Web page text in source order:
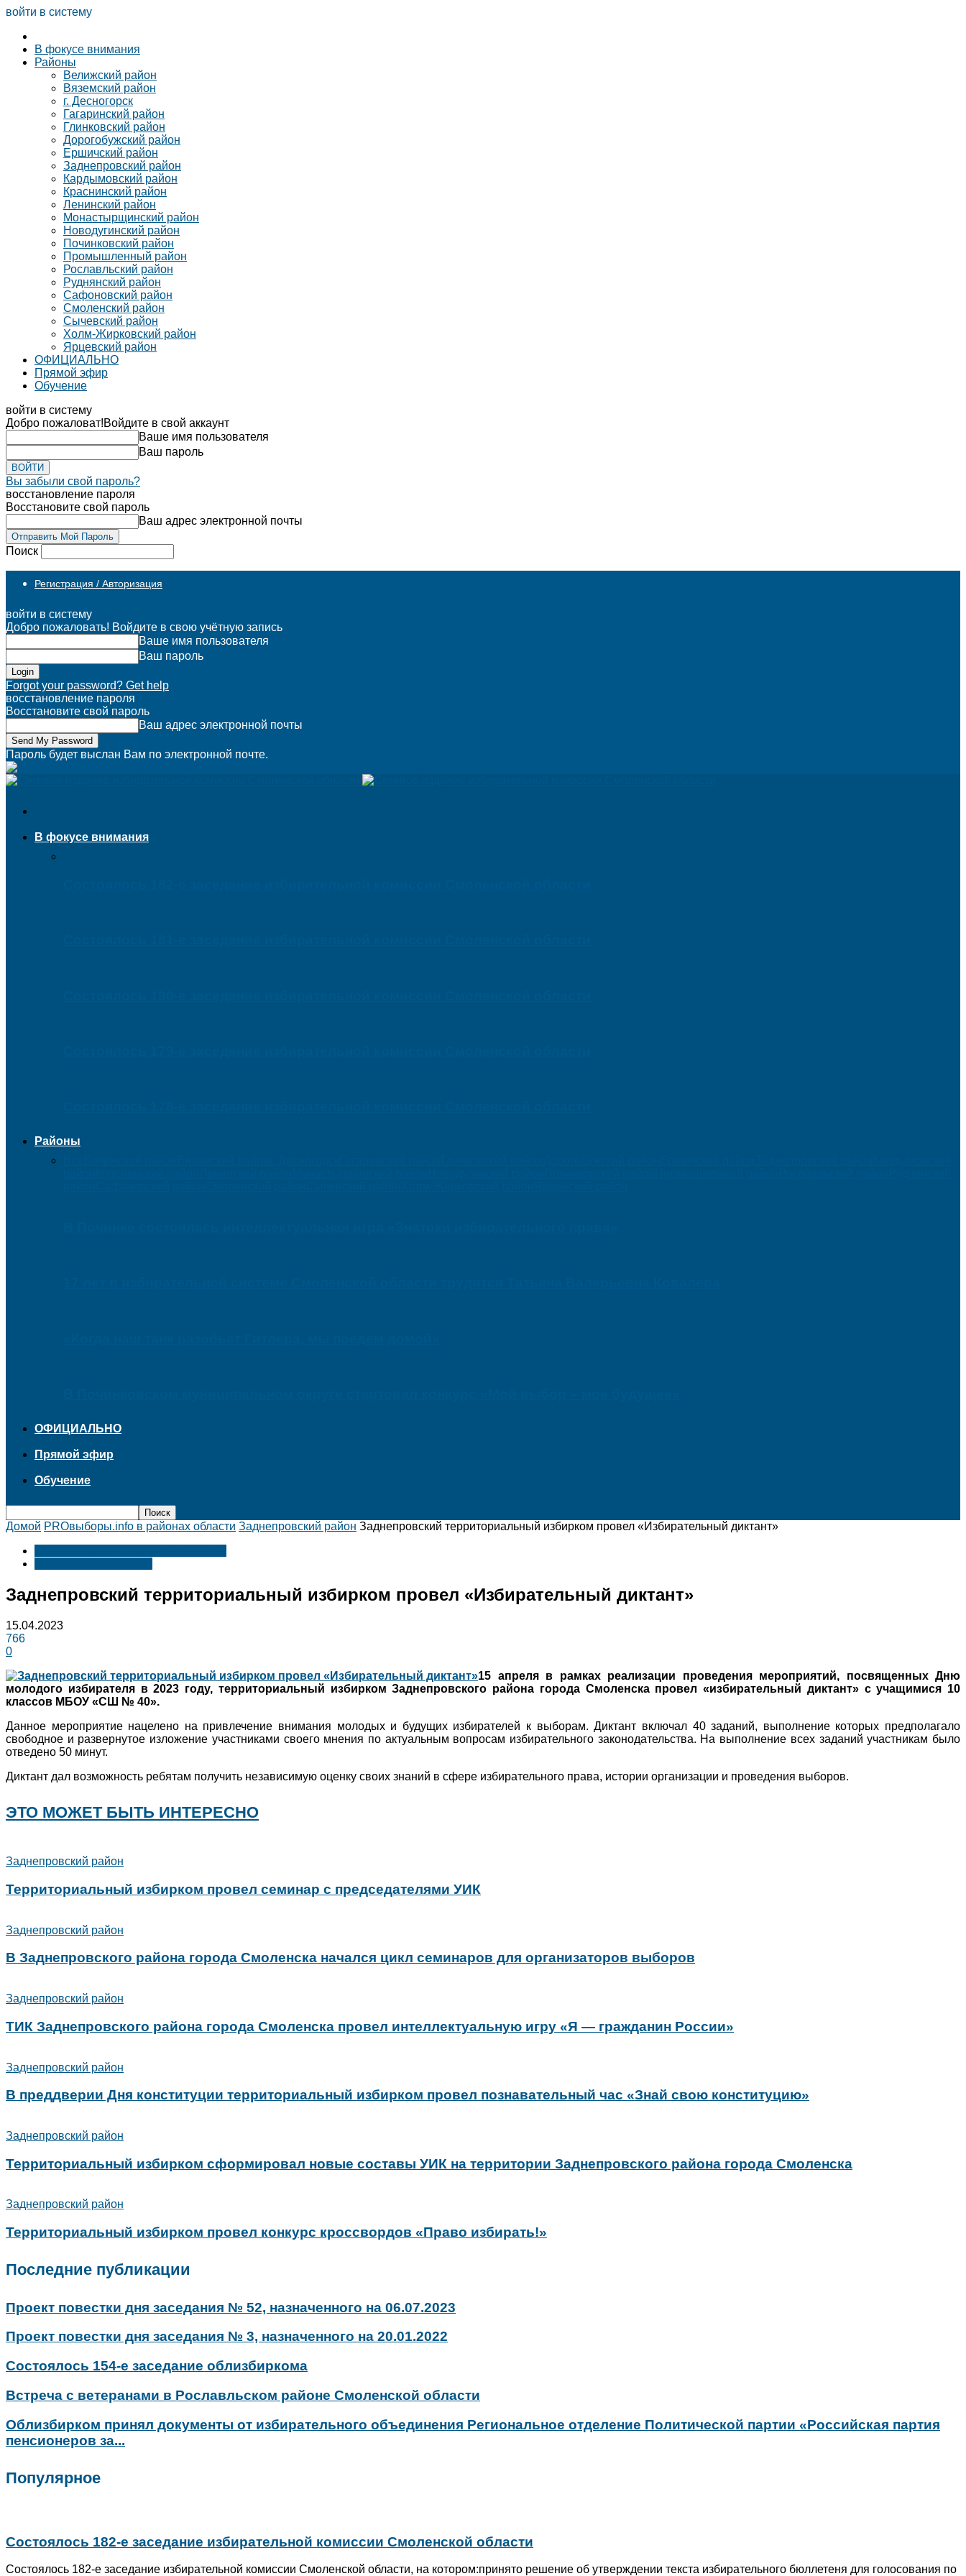
войти в систему
В фокусе внимания
Районы
Велижский район
Вяземский район
г. Десногорск
Гагаринский район
Глинковский район
Дорогобужский район
Ершичский район
Заднепровский район
Кардымовский район
Краснинский район
Ленинский район
Монастырщинский район
Новодугинский район
Починковский район
Промышленный район
Рославльский район
Руднянский район
Сафоновский район
Смоленский район
Сычевский район
Холм-Жирковский район
Ярцевский район
ОФИЦИАЛЬНО
Прямой эфир
Обучение
войти в систему
Добро пожаловат!Войдите в свой аккаунт
Ваше имя пользователя
Ваш пароль
Вы забыли свой пароль?
восстановление пароля
Восстановите свой пароль
Ваш адрес электронной почты
Поиск
Регистрация / Авторизация
войти в систему
Добро пожаловать! Войдите в свою учётную запись
Ваше имя пользователя
Ваш пароль
Forgot your password? Get help
восстановление пароля
Восстановите свой пароль
Ваш адрес электронной почты
Пароль будет выслан Вам по электронной почте.
В фокусе внимания
Районы
ОФИЦИАЛЬНО
Прямой эфир
Обучение
Домой PROвыборы.info в районах области Заднепровский район Заднепровский территориальный избирком провел «Избирательный диктант»
Заднепровский территориальный избирком провел «Избирательный диктант»
15.04.2023
766
0
15 апреля в рамках реализации проведения мероприятий, посвященных Дню
молодого избирателя в 2023 году, территориальный избирком Заднепровского района города Смоленска провел «избирательный диктант» с учащимися 10
классов МБОУ «СШ № 40».
Данное мероприятие нацелено на привлечение внимания молодых и будущих избирателей к выборам. Диктант включал 40 заданий, выполнение которых предполагало
свободное и развернутое изложение участниками своего мнения по актуальным вопросам избирательного законодательства. На выполнение всех заданий участникам было
отведено 50 минут.
Диктант дал возможность ребятам получить независимую оценку своих знаний в сфере избирательного права, истории организации и проведения выборов.
ЭТО МОЖЕТ БЫТЬ ИНТЕРЕСНО
Заднепровский район
Территориальный избирком провел семинар с председателями УИК
Заднепровский район
В Заднепровского района города Смоленска начался цикл семинаров для организаторов выборов
Заднепровский район
ТИК Заднепровского района города Смоленска провел интеллектуальную игру «Я — гражданин России»
Заднепровский район
В преддверии Дня конституции территориальный избирком провел познавательный час «Знай свою конституцию»
Заднепровский район
Территориальный избирком сформировал новые составы УИК на территории Заднепровского района города Смоленска
Заднепровский район
Территориальный избирком провел конкурс кроссвордов «Право избирать!»
Последние публикации
Проект повестки дня заседания № 52, назначенного на 06.07.2023
Проект повестки дня заседания № 3, назначенного на 20.01.2022
Состоялось 154-е заседание облизбиркома
Встреча с ветеранами в Рославльском районе Смоленской области
Облизбирком принял документы от избирательного объединения Региональное отделение Политической партии «Российская партия
пенсионеров за...
Популярное
Состоялось 182-е заседание избирательной комиссии Смоленской области
Состоялось 182-е заседание избирательной комиссии Смоленской области, на котором:принято решение об утверждении текста избирательного бюллетеня для голосования по